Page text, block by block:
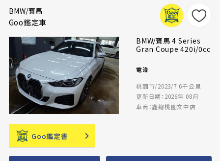
BMW/寶馬
Goo鑑定車
BMW/寶馬 4 Series
Gran Coupe 420i/0cc
電洽
桃園市/2023/7.6千公里
更新日期：2026年 08月
車商：鑫總桃園文中店
Goo鑑定書